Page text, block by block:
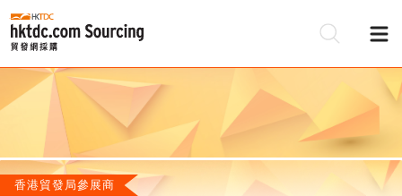
香港貿發局參展商